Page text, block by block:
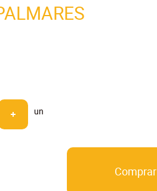
un
Comprar